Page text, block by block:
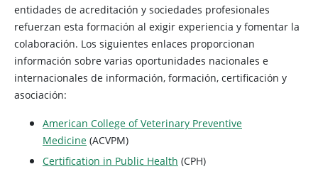
entidades de acreditación y sociedades profesionales
refuerzan esta formación al exigir experiencia y fomentar la
colaboración. Los siguientes enlaces proporcionan
información sobre varias oportunidades nacionales e
internacionales de información, formación, certificación y
asociación:
American College of Veterinary Preventive
Medicine (ACVPM)
Certification in Public Health (CPH)